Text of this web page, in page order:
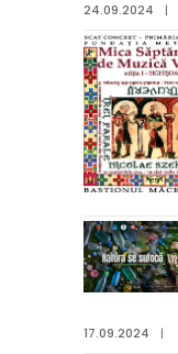
24.09.2024 |
17.09.2024 |